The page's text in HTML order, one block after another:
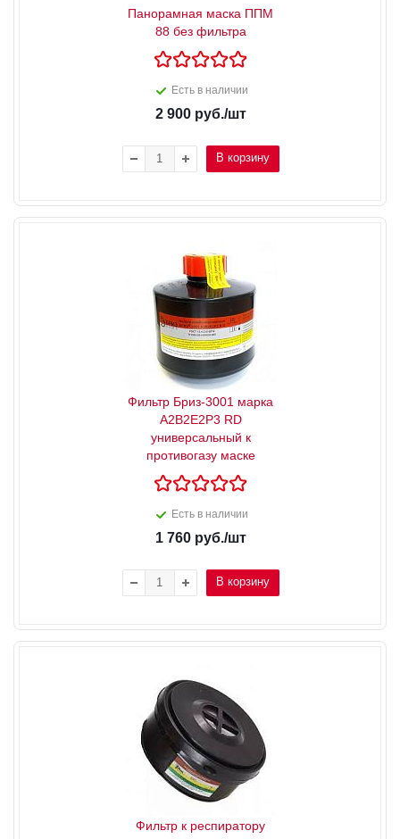
Панорамная маска ППМ
88 без фильтра
Есть в наличии
2 900руб./шт
В корзину
Фильтр Бриз-3001 марка
А2В2Е2Р3 RD
универсальный к
противогазу маске
Есть в наличии
1 760руб./шт
В корзину
Фильтр к респиратору